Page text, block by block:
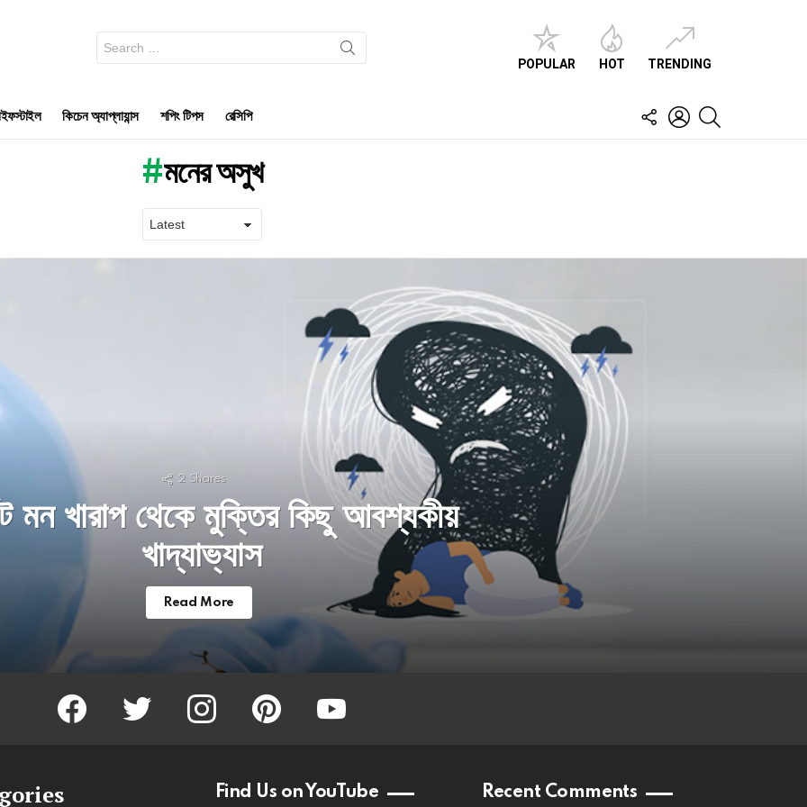
for:
POPULAR HOT TRENDING
কিচেন অ্যাপ্লায়ান্স শপিং টিপস রেসিপি
FOLLOW
US
LOGIN
মনের অসুখ
2 Shares
মন খারাপ থেকে মুক্তির কিছু আবশ্যকীয়
খাদ্যাভ্যাস
Read More
facebook twitter instagram pinterest youtube
Find Us on YouTube Recent Comments